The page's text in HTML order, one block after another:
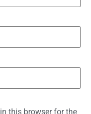
this browser for the